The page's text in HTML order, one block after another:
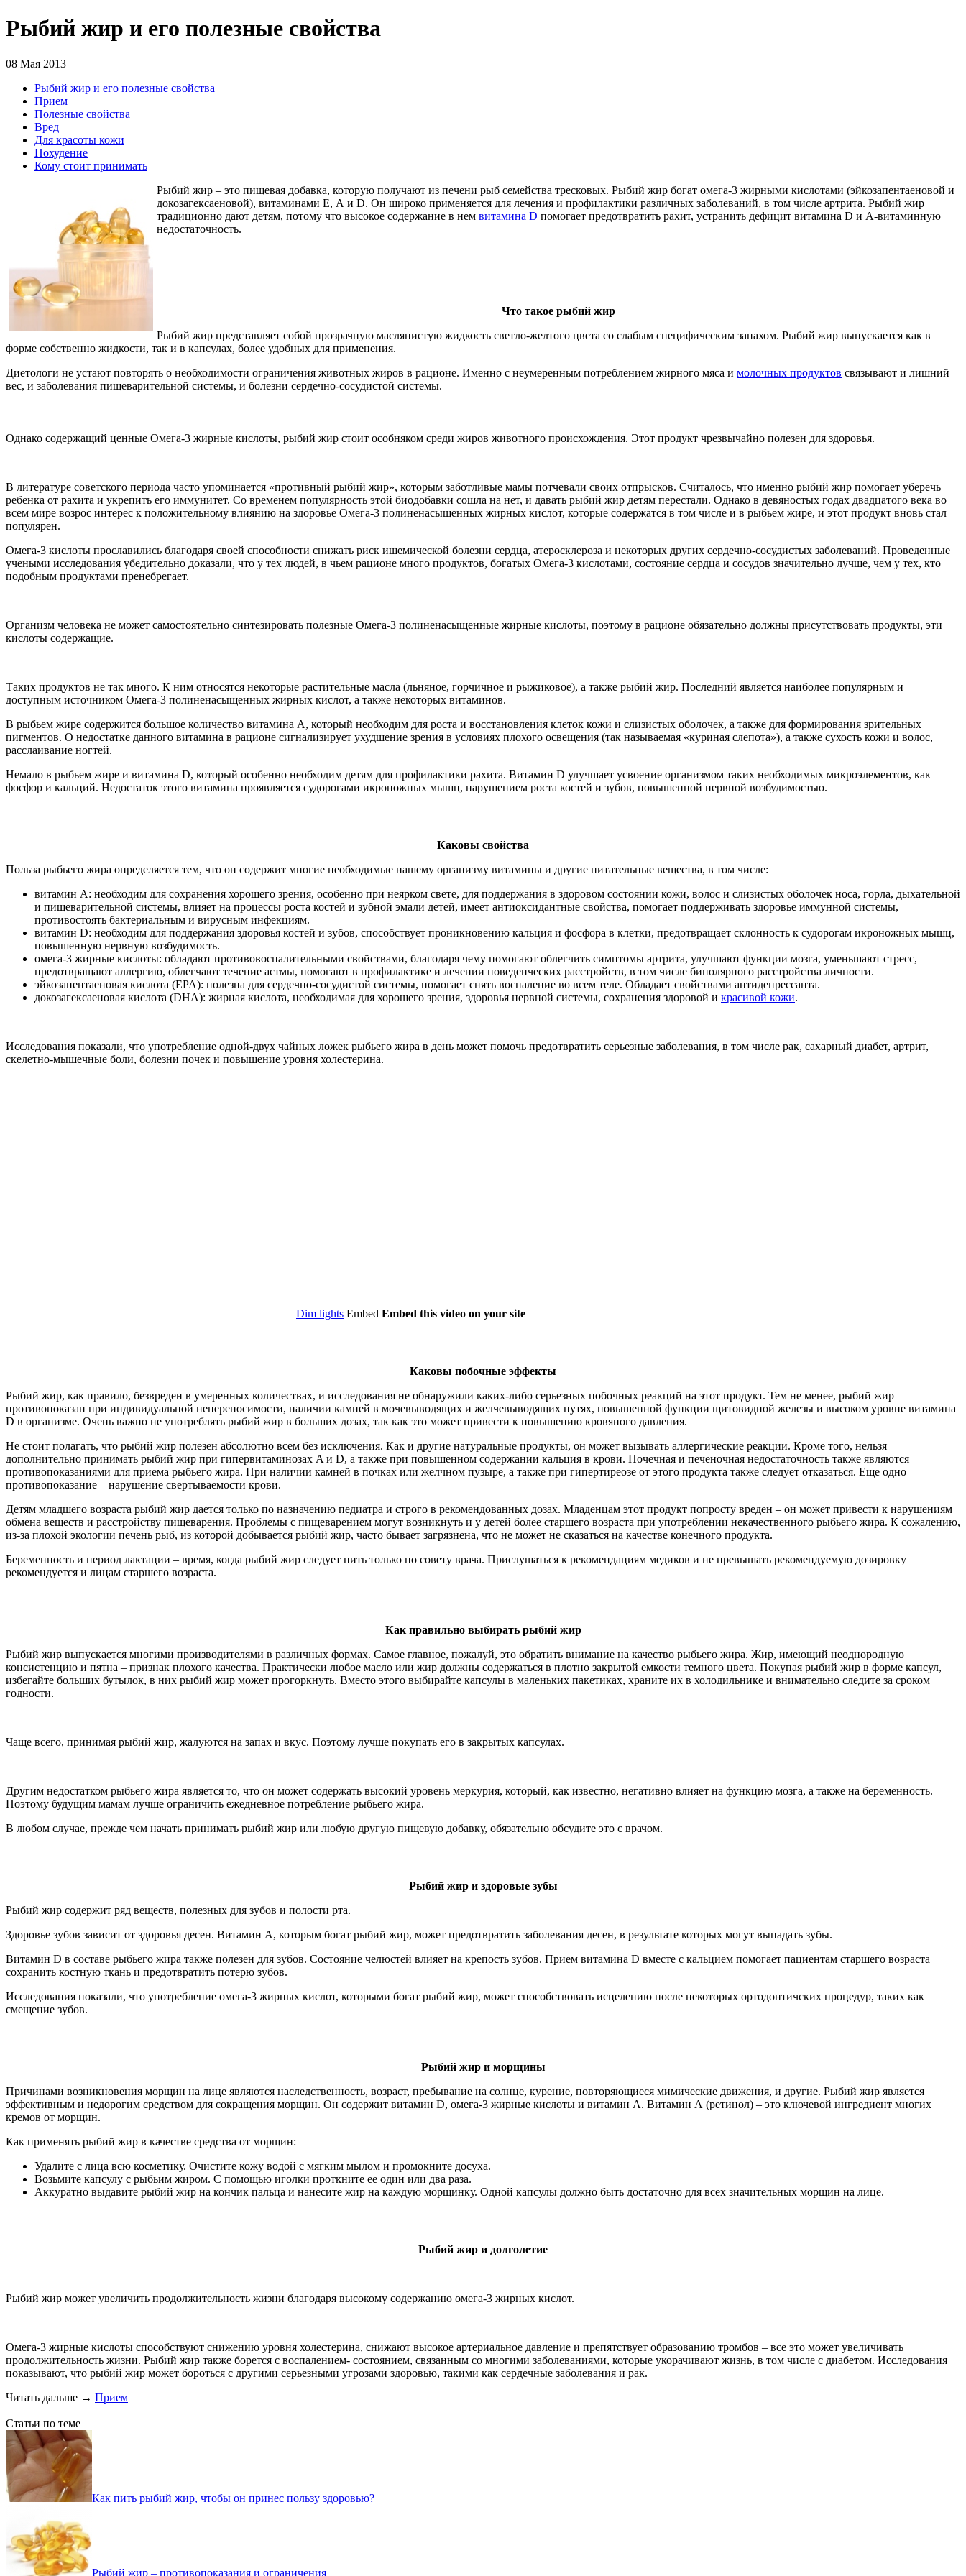
Рыбий жир и его полезные свойства
08 Мая 2013
Рыбий жир и его полезные свойства
Прием
Полезные свойства
Вред
Для красоты кожи
Похудение
Кому стоит принимать
Рыбий жир – это пищевая добавка, которую получают из печени рыб семейства тресковых. Рыбий жир богат омега-3 жирными кислотами (эйкозапентаеновой и
докозагексаеновой), витаминами Е, А и D. Он широко применяется для лечения и профилактики различных заболеваний, в том числе артрита. Рыбий жир
традиционно дают детям, потому что высокое содержание в нем витамина D помогает предотвратить рахит, устранить дефицит витамина D и А-витаминную
недостаточность.
Что такое рыбий жир
Рыбий жир представляет собой прозрачную маслянистую жидкость светло-желтого цвета со слабым специфическим запахом. Рыбий жир выпускается как в
форме собственно жидкости, так и в капсулах, более удобных для применения.
Диетологи не устают повторять о необходимости ограничения животных жиров в рационе. Именно с неумеренным потреблением жирного мяса и молочных продуктов связывают и лишний
вес, и заболевания пищеварительной системы, и болезни сердечно-сосудистой системы.
Однако содержащий ценные Омега-3 жирные кислоты, рыбий жир стоит особняком среди жиров животного происхождения. Этот продукт чрезвычайно полезен для здоровья.
В литературе советского периода часто упоминается «противный рыбий жир», которым заботливые мамы потчевали своих отпрысков. Считалось, что именно рыбий жир помогает уберечь
ребенка от рахита и укрепить его иммунитет. Со временем популярность этой биодобавки сошла на нет, и давать рыбий жир детям перестали. Однако в девяностых годах двадцатого века во
всем мире возрос интерес к положительному влиянию на здоровье Омега-3 полиненасыщенных жирных кислот, которые содержатся в том числе и в рыбьем жире, и этот продукт вновь стал
популярен.
Омега-3 кислоты прославились благодаря своей способности снижать риск ишемической болезни сердца, атеросклероза и некоторых других сердечно-сосудистых заболеваний. Проведенные
учеными исследования убедительно доказали, что у тех людей, в чьем рационе много продуктов, богатых Омега-3 кислотами, состояние сердца и сосудов значительно лучше, чем у тех, кто
подобным продуктами пренебрегает.
Организм человека не может самостоятельно синтезировать полезные Омега-3 полиненасыщенные жирные кислоты, поэтому в рационе обязательно должны присутствовать продукты, эти
кислоты содержащие.
Таких продуктов не так много. К ним относятся некоторые растительные масла (льняное, горчичное и рыжиковое), а также рыбий жир. Последний является наиболее популярным и
доступным источником Омега-3 полиненасыщенных жирных кислот, а также некоторых витаминов.
В рыбьем жире содержится большое количество витамина A, который необходим для роста и восстановления клеток кожи и слизистых оболочек, а также для формирования зрительных
пигментов. О недостатке данного витамина в рационе сигнализирует ухудшение зрения в условиях плохого освещения (так называемая «куриная слепота»), а также сухость кожи и волос,
расслаивание ногтей.
Немало в рыбьем жире и витамина D, который особенно необходим детям для профилактики рахита. Витамин D улучшает усвоение организмом таких необходимых микроэлементов, как
фосфор и кальций. Недостаток этого витамина проявляется судорогами икроножных мышц, нарушением роста костей и зубов, повышенной нервной возбудимостью.
Каковы свойства
Польза рыбьего жира определяется тем, что он содержит многие необходимые нашему организму витамины и другие питательные вещества, в том числе:
витамин А: необходим для сохранения хорошего зрения, особенно при неярком свете, для поддержания в здоровом состоянии кожи, волос и слизистых оболочек носа, горла, дыхательной
и пищеварительной системы, влияет на процессы роста костей и зубной эмали детей, имеет антиоксидантные свойства, помогает поддерживать здоровье иммунной системы,
противостоять бактериальным и вирусным инфекциям.
витамин D: необходим для поддержания здоровья костей и зубов, способствует проникновению кальция и фосфора в клетки, предотвращает склонность к судорогам икроножных мышц,
повышенную нервную возбудимость.
омега-3 жирные кислоты: обладают противовоспалительными свойствами, благодаря чему помогают облегчить симптомы артрита, улучшают функции мозга, уменьшают стресс,
предотвращают аллергию, облегчают течение астмы, помогают в профилактике и лечении поведенческих расстройств, в том числе биполярного расстройства личности.
эйкозапентаеновая кислота (EPA): полезна для сердечно-сосудистой системы, помогает снять воспаление во всем теле. Обладает свойствами антидепрессанта.
докозагексаеновая кислота (DHA): жирная кислота, необходимая для хорошего зрения, здоровья нервной системы, сохранения здоровой и красивой кожи.
Исследования показали, что употребление одной-двух чайных ложек рыбьего жира в день может помочь предотвратить серьезные заболевания, в том числе рак, сахарный диабет, артрит,
скелетно-мышечные боли, болезни почек и повышение уровня холестерина.
Dim lights Embed Embed this video on your site
Каковы побочные эффекты
Рыбий жир, как правило, безвреден в умеренных количествах, и исследования не обнаружили каких-либо серьезных побочных реакций на этот продукт. Тем не менее, рыбий жир
противопоказан при индивидуальной непереносимости, наличии камней в мочевыводящих и желчевыводящих путях, повышенной функции щитовидной железы и высоком уровне витамина
D в организме. Очень важно не употреблять рыбий жир в больших дозах, так как это может привести к повышению кровяного давления.
Не стоит полагать, что рыбий жир полезен абсолютно всем без исключения. Как и другие натуральные продукты, он может вызывать аллергические реакции. Кроме того, нельзя
дополнительно принимать рыбий жир при гипервитаминозах A и D, а также при повышенном содержании кальция в крови. Почечная и печеночная недостаточность также являются
противопоказаниями для приема рыбьего жира. При наличии камней в почках или желчном пузыре, а также при гипертиреозе от этого продукта также следует отказаться. Еще одно
противопоказание – нарушение свертываемости крови.
Детям младшего возраста рыбий жир дается только по назначению педиатра и строго в рекомендованных дозах. Младенцам этот продукт попросту вреден – он может привести к нарушениям
обмена веществ и расстройству пищеварения. Проблемы с пищеварением могут возникнуть и у детей более старшего возраста при употреблении некачественного рыбьего жира. К сожалению,
из-за плохой экологии печень рыб, из которой добывается рыбий жир, часто бывает загрязнена, что не может не сказаться на качестве конечного продукта.
Беременность и период лактации – время, когда рыбий жир следует пить только по совету врача. Прислушаться к рекомендациям медиков и не превышать рекомендуемую дозировку
рекомендуется и лицам старшего возраста.
Как правильно выбирать рыбий жир
Рыбий жир выпускается многими производителями в различных формах. Самое главное, пожалуй, это обратить внимание на качество рыбьего жира. Жир, имеющий неоднородную
консистенцию и пятна – признак плохого качества. Практически любое масло или жир должны содержаться в плотно закрытой емкости темного цвета. Покупая рыбий жир в форме капсул,
избегайте больших бутылок, в них рыбий жир может прогоркнуть. Вместо этого выбирайте капсулы в маленьких пакетиках, храните их в холодильнике и внимательно следите за сроком
годности.
Чаще всего, принимая рыбий жир, жалуются на запах и вкус. Поэтому лучше покупать его в закрытых капсулах.
Другим недостатком рыбьего жира является то, что он может содержать высокий уровень меркурия, который, как известно, негативно влияет на функцию мозга, а также на беременность.
Поэтому будущим мамам лучше ограничить ежедневное потребление рыбьего жира.
В любом случае, прежде чем начать принимать рыбий жир или любую другую пищевую добавку, обязательно обсудите это с врачом.
Рыбий жир и здоровые зубы
Рыбий жир содержит ряд веществ, полезных для зубов и полости рта.
Здоровье зубов зависит от здоровья десен. Витамин А, которым богат рыбий жир, может предотвратить заболевания десен, в результате которых могут выпадать зубы.
Витамин D в составе рыбьего жира также полезен для зубов. Состояние челюстей влияет на крепость зубов. Прием витамина D вместе с кальцием помогает пациентам старшего возраста
сохранить костную ткань и предотвратить потерю зубов.
Исследования показали, что употребление омега-3 жирных кислот, которыми богат рыбий жир, может способствовать исцелению после некоторых ортодонтичских процедур, таких как
смещение зубов.
Рыбий жир и морщины
Причинами возникновения морщин на лице являются наследственность, возраст, пребывание на солнце, курение, повторяющиеся мимические движения, и другие. Рыбий жир является
эффективным и недорогим средством для сокращения морщин. Он содержит витамин D, омега-3 жирные кислоты и витамин А. Витамин А (ретинол) – это ключевой ингредиент многих
кремов от морщин.
Как применять рыбий жир в качестве средства от морщин:
Удалите с лица всю косметику. Очистите кожу водой с мягким мылом и промокните досуха.
Возьмите капсулу с рыбьим жиром. С помощью иголки проткните ее один или два раза.
Аккуратно выдавите рыбий жир на кончик пальца и нанесите жир на каждую морщинку. Одной капсулы должно быть достаточно для всех значительных морщин на лице.
Рыбий жир и долголетие
Рыбий жир может увеличить продолжительность жизни благодаря высокому содержанию омега-3 жирных кислот.
Омега-3 жирные кислоты способствуют снижению уровня холестерина, снижают высокое артериальное давление и препятствует образованию тромбов – все это может увеличивать
продолжительность жизни. Рыбий жир также борется с воспалением- состоянием, связанным со многими заболеваниями, которые укорачивают жизнь, в том числе с диабетом. Исследования
показывают, что рыбий жир может бороться с другими серьезными угрозами здоровью, такими как сердечные заболевания и рак.
Читать дальше → Прием
Статьи по теме
Как пить рыбий жир, чтобы он принес пользу здоровью?
Рыбий жир – противопоказания и ограничения